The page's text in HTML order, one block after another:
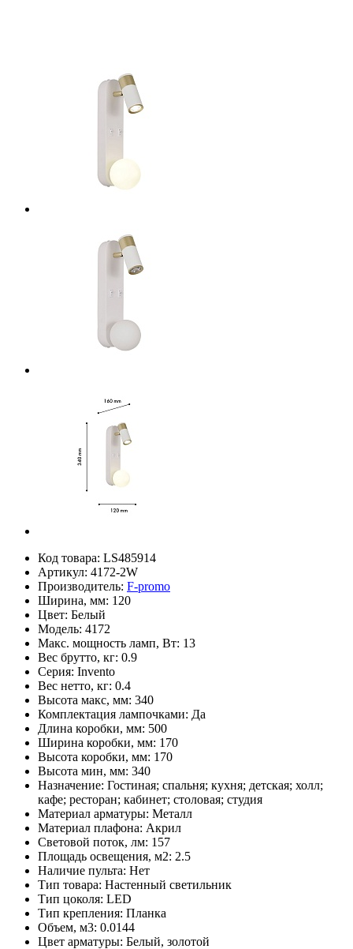
Код товара: LS485914
Артикул: 4172-2W
Производитель: F-promo
Ширина, мм: 120
Цвет: Белый
Модель: 4172
Макс. мощность ламп, Вт: 13
Вес брутто, кг: 0.9
Серия: Invento
Вес нетто, кг: 0.4
Высота макс, мм: 340
Комплектация лампочками: Да
Длина коробки, мм: 500
Ширина коробки, мм: 170
Высота коробки, мм: 170
Высота мин, мм: 340
Назначение: Гостиная; спальня; кухня; детская; холл;
кафе; ресторан; кабинет; столовая; студия
Материал арматуры: Металл
Материал плафона: Акрил
Световой поток, лм: 157
Площадь освещения, м2: 2.5
Наличие пульта: Нет
Тип товара: Настенный светильник
Тип цоколя: LED
Тип крепления: Планка
Объем, м3: 0.0144
Цвет арматуры: Белый, золотой